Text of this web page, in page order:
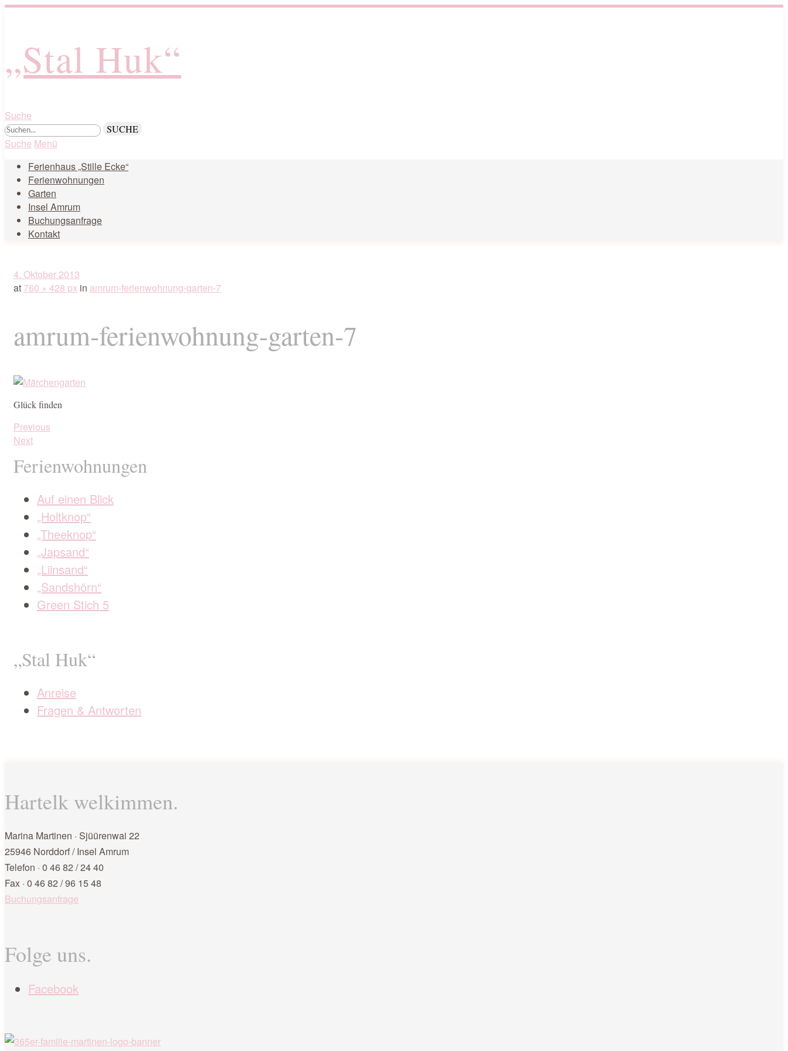
„Stal Huk“
Suche
Suche Menü
Ferienhaus „Stille Ecke“
Ferienwohnungen
Garten
Insel Amrum
Buchungsanfrage
Kontakt
4. Oktober 2013
at 760 × 428 px in amrum-ferienwohnung-garten-7
amrum-ferienwohnung-garten-7
Glück finden
Previous
Next
Ferienwohnungen
Auf einen Blick
„Holtknop“
„Theeknop“
„Japsand“
„Liinsand“
„Sandshörn“
Green Stich 5
„Stal Huk“
Anreise
Fragen & Antworten
Hartelk welkimmen.
Marina Martinen · Sjüürenwai 22
25946 Norddorf / Insel Amrum
Telefon · 0 46 82 / 24 40
Fax · 0 46 82 / 96 15 48
Buchungsanfrage
Folge uns.
Facebook